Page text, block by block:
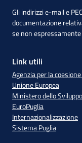
Gli indirizzi e-mail e
documentazione
se non
Link utili
Agenzia per la
Unione Europea
Ministero dello
EuroPuglia
Internazionalizzazione
Sistema Puglia